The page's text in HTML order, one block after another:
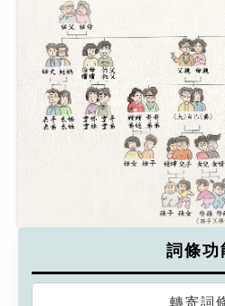
詞條功
轉寄詞